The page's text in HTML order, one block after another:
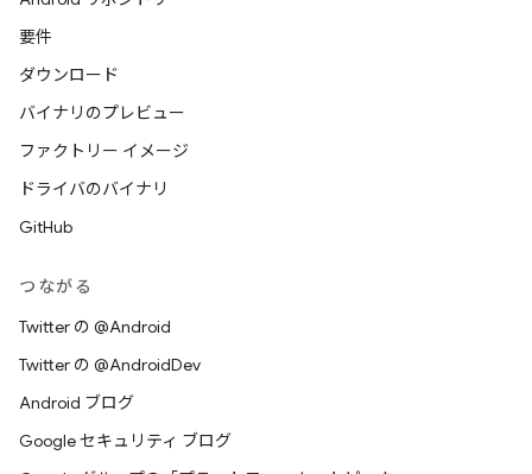
要件
ダウンロード
バイナリのプレビュー
ファクトリー イメージ
ドライバのバイナリ
GitHub
つながる
Twitter の @Android
Twitter の @AndroidDev
Android ブログ
Google セキュリティ ブログ